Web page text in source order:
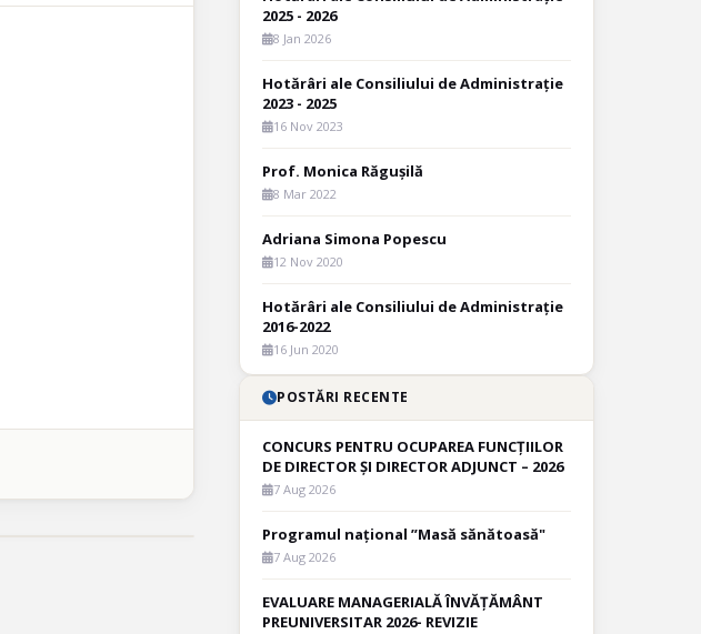
2025 - 2026
8 Jan 2026
Hotărâri ale Consiliului de Administrație
2023 - 2025
16 Nov 2023
Prof. Monica Răgușilă
8 Mar 2022
Adriana Simona Popescu
12 Nov 2020
Hotărâri ale Consiliului de Administrație
2016-2022
16 Jun 2020
POSTĂRI RECENTE
CONCURS PENTRU OCUPAREA FUNCȚIILOR
DE DIRECTOR ȘI DIRECTOR ADJUNCT – 2026
7 Aug 2026
Programul național ”Masă sănătoasă"
7 Aug 2026
EVALUARE MANAGERIALĂ ÎNVĂȚĂMÂNT
PREUNIVERSITAR 2026- REVIZIE